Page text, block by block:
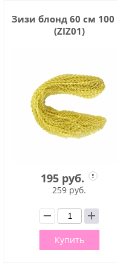
Зизи блонд 60 см 100
(ZIZ01)
195 руб.
259 руб.
Купить